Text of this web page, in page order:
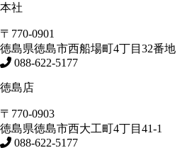
本社
〒770-0901
徳島県徳島市西船場町4丁目32番地
088-622-5177
徳島店
〒770-0903
徳島県徳島市西大工町4丁目41-1
088-622-5177